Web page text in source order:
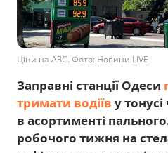
Ціни на АЗС. Фото: Новини.LIVE
Заправні станції Одеси
тримати водіїв у
в асортименті
робочого тижня на